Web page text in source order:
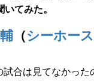
てみた。
（シーホー
合は見てなかった